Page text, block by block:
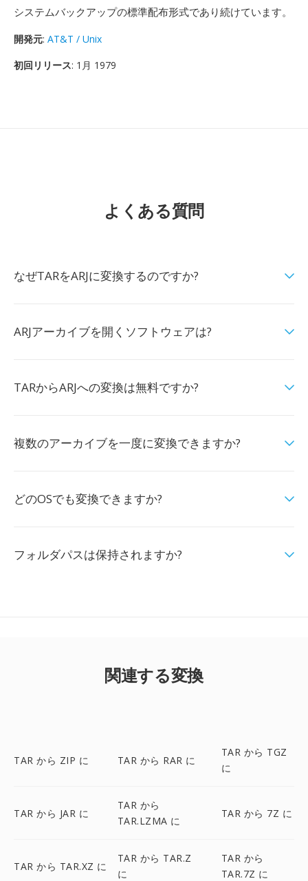
システムバックアップの標準配布形式であり続けています。
開発元: AT&T / Unix
初回リリース: 1月 1979
よくある質問
なぜTARをARJに変換するのですか?
ARJアーカイブを開くソフトウェアは?
TARからARJへの変換は無料ですか?
複数のアーカイブを一度に変換できますか?
どのOSでも変換できますか?
フォルダパスは保持されますか?
関連する変換
TAR から ZIP に TAR から RAR に
TAR から TGZ
に
TAR から JAR に
TAR から
TAR.LZMA に
TAR から 7Z に
TAR から TAR.XZ に
TAR から TAR.Z
に
TAR から
TAR.7Z に